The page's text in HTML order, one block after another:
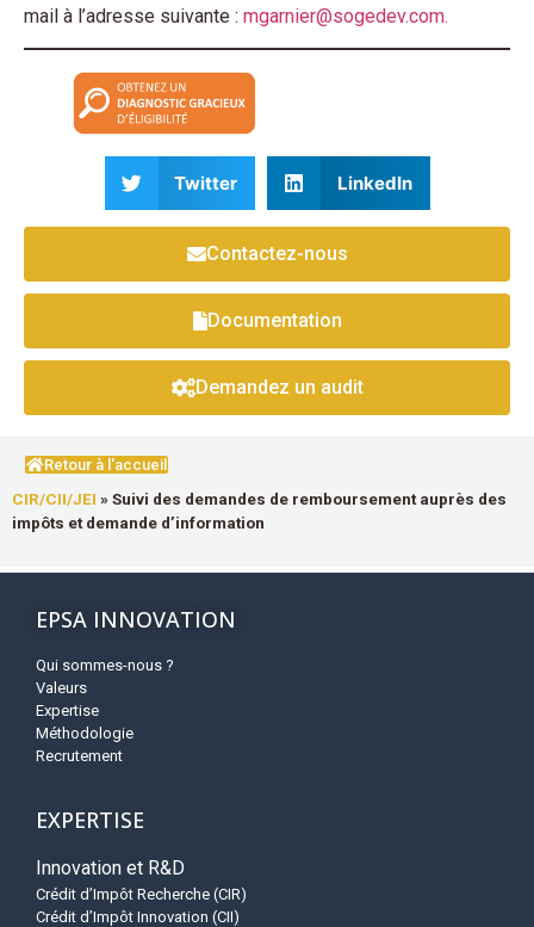
mail à l’adresse suivante : mgarnier@sogedev.com.
Twitter LinkedIn
Contactez-nous
Documentation
Demandez un audit
Retour à l'accueil
CIR/CII/JEI »Suivi des demandes de remboursement auprès des
impôts et demande d’information
EPSA INNOVATION
Qui sommes-nous ?
Valeurs
Expertise
Méthodologie
Recrutement
EXPERTISE
Innovation et R&D
Crédit d’Impôt Recherche (CIR)
Crédit d’Impôt Innovation (CII)